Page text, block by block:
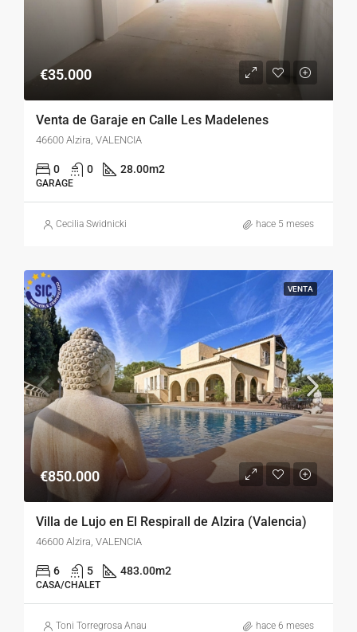
€35.000
Venta de Garaje en Calle Les Madelenes
46600 Alzira, VALENCIA
0 0 28.00m2
GARAGE
Cecilia Swidnicki hace 5 meses
VENTA
€850.000
Villa de Lujo en El Respirall de Alzira (Valencia)
46600 Alzira, VALENCIA
6 5 483.00m2
CASA/CHALET
Toni Torregrosa Anau hace 6 meses